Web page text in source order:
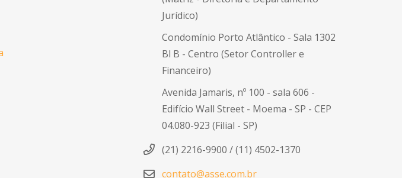
Jurídico)
Condomínio Porto Atlântico - Sala 1302
Bl B - Centro (Setor Controller e
Financeiro)
Avenida Jamaris, nº 100 - sala 606 -
Edifício Wall Street - Moema - SP -CEP
04.080-923 (Filial - SP)
(21) 2216-9900 / (11) 4502-1370
contato@asse.com.br